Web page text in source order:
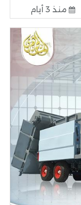
منذ 3 أيام